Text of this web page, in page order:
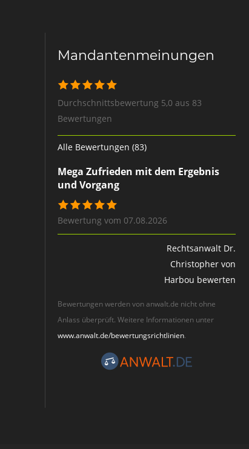
Mandantenmeinungen
Durchschnittsbewertung 5,0 aus 83
Bewertungen
Alle Bewertungen (83)
Mega Zufrieden mit dem Ergebnis
und Vorgang
Bewertung vom 07.08.2026
Rechtsanwalt Dr.
Christopher von
Harbou bewerten
Bewertungen werden von anwalt.de nicht ohne
Anlass überprüft. Weitere Informationen unter
www.anwalt.de/bewertungsrichtlinien.